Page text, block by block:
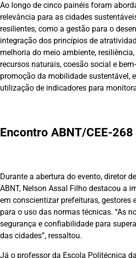
Ao longo de cinco painéis foram
relevância para as cidades
resilientes, como a gestão para o
integração dos princípios de
melhoria do meio ambiente,
recursos naturais, coesão social e
promoção da mobilidade sustentável,
utilização de indicadores para
Encontro ABNT/CEE-268
Durante a abertura do evento, diretor
ABNT, Nelson Assal Filho destacou a
em conscientizar prefeituras, gestores
para o uso das normas técnicas. “As
segurança e confiabilidade para
das cidades”, ressaltou.
Já o professor da Escola Politécnica